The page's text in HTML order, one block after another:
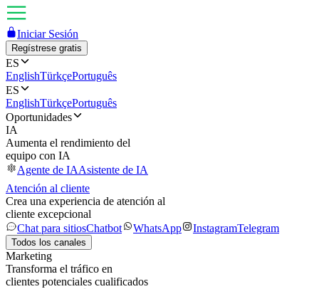
Iniciar Sesión
Regístrese gratis
ES
EnglishTürkçePortuguês
ES
EnglishTürkçePortuguês
Oportunidades
IA
Aumenta el rendimiento del
equipo con IA
Agente de IAAsistente de IA
Atención al cliente
Crea una experiencia de atención al
cliente excepcional
Chat para sitiosChatbot WhatsApp InstagramTelegram
Todos los canales
Marketing
Transforma el tráfico en
clientes potenciales cualificados